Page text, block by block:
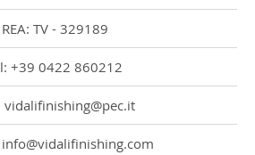
REA: TV - 329189
+39 0422 860212
vidalifinishing@pec.it
info@vidalifinishing.com